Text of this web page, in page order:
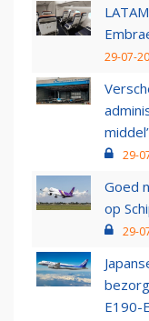
29-07-
middel’
29-
Goed
op
29-
E190-